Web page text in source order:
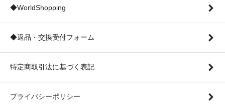
◆WorldShopping
◆返品・交換受付フォーム
特定商取引法に基づく表記
プライバシーポリシー